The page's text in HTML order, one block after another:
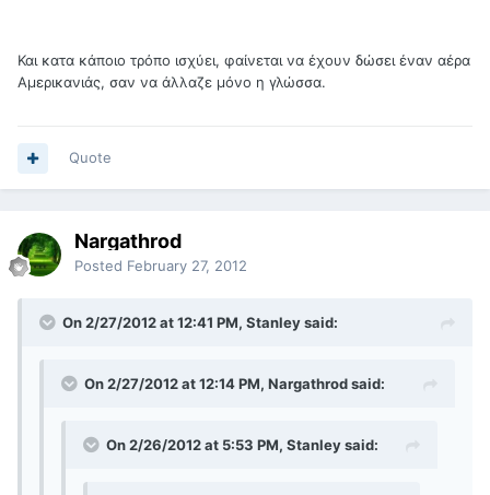
Και κατα κάποιο τρόπο ισχύει, φαίνεται να έχουν δώσει έναν αέρα
Αμερικανιάς, σαν να άλλαζε μόνο η γλώσσα.
Quote
Nargathrod
Posted February 27, 2012
On 2/27/2012 at 12:41 PM, Stanley said:
On 2/27/2012 at 12:14 PM, Nargathrod said:
On 2/26/2012 at 5:53 PM, Stanley said: